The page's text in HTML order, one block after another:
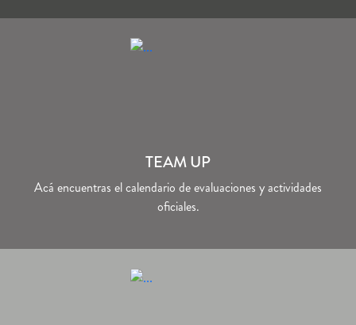
TEAM UP
Acá encuentras el calendario de evaluaciones y actividades
oficiales.